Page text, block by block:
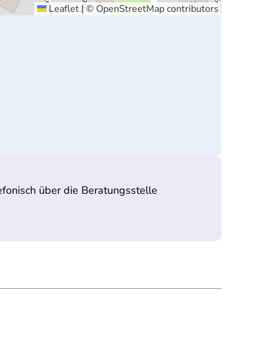
Leaflet|© OpenStreetMapcontributors
über die Beratungsstelle